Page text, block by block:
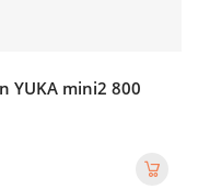
YUKA mini2 800